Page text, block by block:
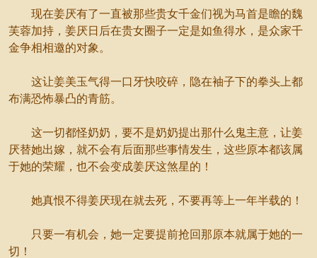
现在姜厌有了一直被那些贵女千金们视为马首是瞻的魏
芙蓉加持，姜厌日后在贵女圈子一定是如鱼得水，是众家千
金争相相邀的对象。
这让姜美玉气得一口牙快咬碎，隐在袖子下的拳头上都
布满恐怖暴凸的青筋。
这一切都怪奶奶，要不是奶奶提出那什么鬼主意，让姜
厌替她出嫁，就不会有后面那些事情发生，这些原本都该属
于她的荣耀，也不会变成姜厌这煞星的！
她真恨不得姜厌现在就去死，不要再等上一年半载的！
只要一有机会，她一定要提前抢回那原本就属于她的一
切！